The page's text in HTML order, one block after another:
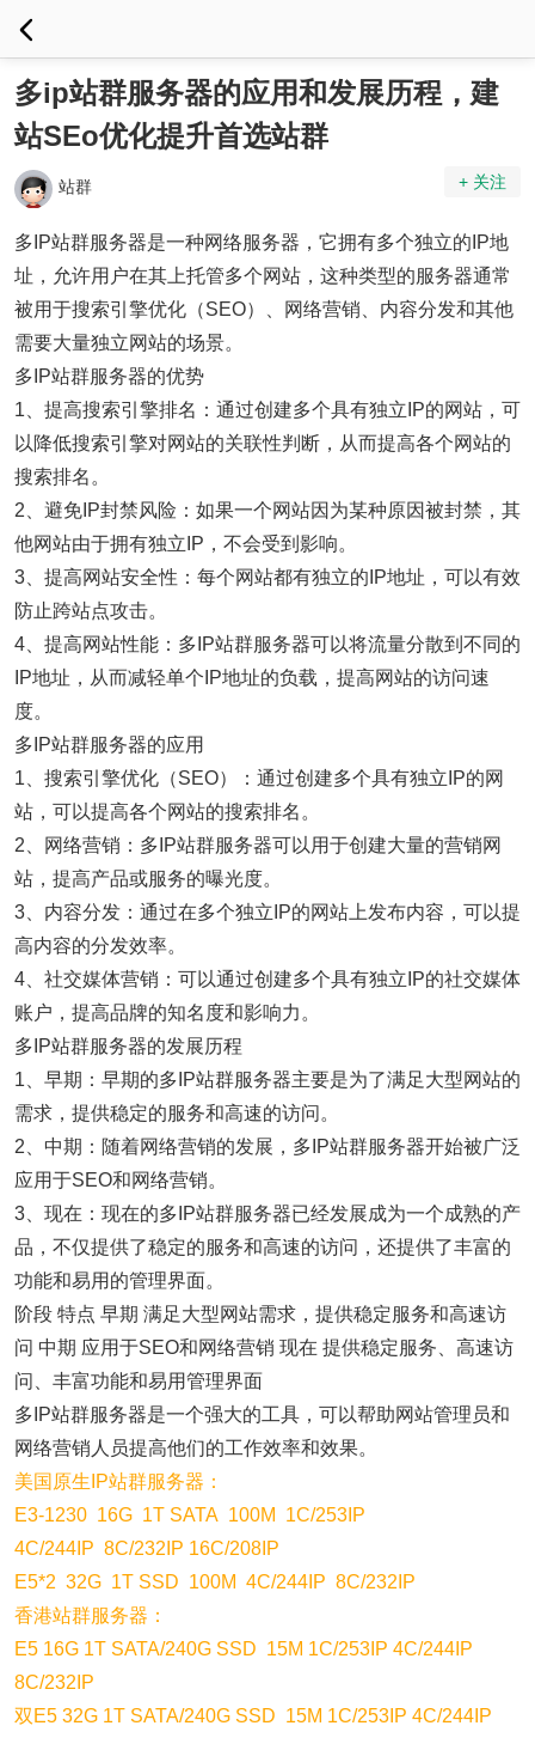
多ip站群服务器的应用和发展历程，建
站SEo优化提升首选站群
站群 + 关注
多IP站群服务器是一种网络服务器，它拥有多个独立的IP地
址，允许用户在其上托管多个网站，这种类型的服务器通常
被用于搜索引擎优化（SEO）、网络营销、内容分发和其他
需要大量独立网站的场景。
多IP站群服务器的优势
1、提高搜索引擎排名：通过创建多个具有独立IP的网站，可
以降低搜索引擎对网站的关联性判断，从而提高各个网站的
搜索排名。
2、避免IP封禁风险：如果一个网站因为某种原因被封禁，其
他网站由于拥有独立IP，不会受到影响。
3、提高网站安全性：每个网站都有独立的IP地址，可以有效
防止跨站点攻击。
4、提高网站性能：多IP站群服务器可以将流量分散到不同的
IP地址，从而减轻单个IP地址的负载，提高网站的访问速
度。
多IP站群服务器的应用
1、搜索引擎优化（SEO）：通过创建多个具有独立IP的网
站，可以提高各个网站的搜索排名。
2、网络营销：多IP站群服务器可以用于创建大量的营销网
站，提高产品或服务的曝光度。
3、内容分发：通过在多个独立IP的网站上发布内容，可以提
高内容的分发效率。
4、社交媒体营销：可以通过创建多个具有独立IP的社交媒体
账户，提高品牌的知名度和影响力。
多IP站群服务器的发展历程
1、早期：早期的多IP站群服务器主要是为了满足大型网站的
需求，提供稳定的服务和高速的访问。
2、中期：随着网络营销的发展，多IP站群服务器开始被广泛
应用于SEO和网络营销。
3、现在：现在的多IP站群服务器已经发展成为一个成熟的产
品，不仅提供了稳定的服务和高速的访问，还提供了丰富的
功能和易用的管理界面。
阶段 特点 早期 满足大型网站需求，提供稳定服务和高速访
问 中期 应用于SEO和网络营销 现在 提供稳定服务、高速访
问、丰富功能和易用管理界面
多IP站群服务器是一个强大的工具，可以帮助网站管理员和
网络营销人员提高他们的工作效率和效果。
美国原生IP站群服务器：
E3-1230 16G 1T SATA 100M 1C/253IP
4C/244IP 8C/232IP 16C/208IP
E5*2 32G 1T SSD 100M 4C/244IP 8C/232IP
香港站群服务器：
E5 16G 1T SATA/240G SSD 15M 1C/253IP 4C/244IP
8C/232IP
双E5 32G 1T SATA/240G SSD 15M 1C/253IP 4C/244IP